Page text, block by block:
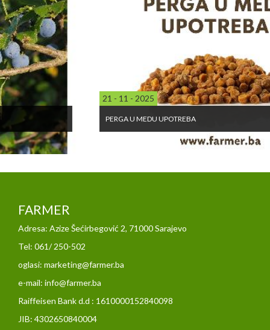
21 - 11 - 2025
PERGA U MEDU UPOTREBA
FARMER
Adresa: Azize Šećirbegović 2, 71000 Sarajevo
Tel: 061/ 250-502
oglasi: marketing@farmer.ba
e-mail: info@farmer.ba
Raiffeisen Bank d.d : 1610000152840098
JIB: 4302650840004